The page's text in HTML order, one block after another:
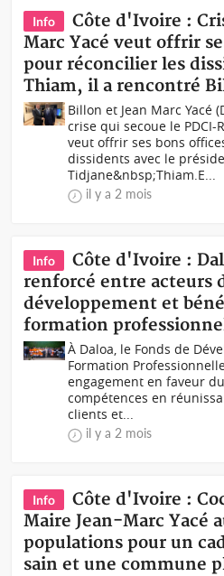
Info
Côte d'Ivoire :
Marc Yacé veut offrir
pour réconcilier les
Thiam, il a rencontré
Billon et Jean Marc Yacé
crise qui secoue le PDCI-
veut offrir ses bons
dissidents avec le
Tidjane&nbsp;Thiam.E...
il y a 2 mois
Info
Côte d'Ivoire :
renforcé entre acteurs
développement et
formation
À Daloa, le Fonds de
Formation
engagement en faveur
compétences en
clients et...
il y a 2 mois
Info
Côte d'Ivoire :
Maire Jean-Marc Yacé
populations pour un
sain et une commune